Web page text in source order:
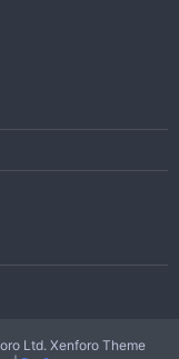
Ltd. Xenforo Theme